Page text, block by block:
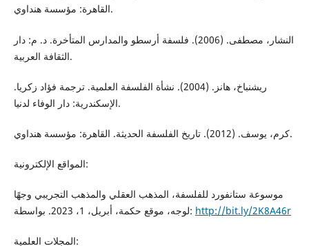
القاهرة: مؤسسة هنداوي.
النشار، مصطفى. (2006). فلسفة أرسطو والمدارس المتأخرة. د. م: دار
الثقافة العربية.
ريشنباخ، هانز. (2004). نشأة الفلسفة العلمية. ترجمة فؤاد زكريا.
الإسكندرية: دار الوفاء لدنيا.
كرم، يوسف. (2012). تاريخ الفلسفة الحديثة. القاهرة: مؤسسة هنداوي.
المواقع الإلكترونية:
موسوعة ستانفورد للفلسفة، المذهب العقلي والمذهب التجريبي وجهًا
لوجه، موقع حكمة، أبريل، 1، 2023. بواسطة: http://bit.ly/2K8A46r
المجلات العلمية: